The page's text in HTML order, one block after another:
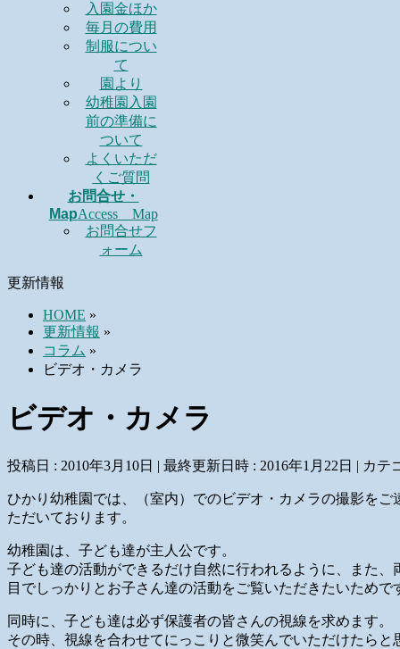
入園金ほか
毎月の費用
制服につい
て
園より
幼稚園入園
前の準備に
ついて
よくいただ
くご質問
お問合せ・
MapAccess Map
お問合せフ
ォーム
更新情報
HOME »
更新情報 »
コラム »
ビデオ・カメラ
ビデオ・カメラ
投稿日 : 2010年3月10日 最終更新日時 : 2016年1月22日 カテ
ひかり幼稚園では、（室内）でのビデオ・カメラの撮影をご
ただいております。
幼稚園は、子ども達が主人公です。
子ども達の活動ができるだけ自然に行われるように、また、
目でしっかりとお子さん達の活動をご覧いただきたいためで
同時に、子ども達は必ず保護者の皆さんの視線を求めます。
その時、視線を合わせてにっこりと微笑んでいただけたらと